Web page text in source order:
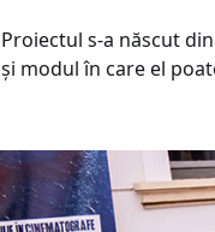
Proiectul s-a născut
și modul în care el